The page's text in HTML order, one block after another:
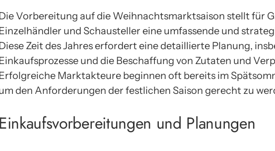
Vorbereitung auf die Weihnachtsmarktsaison stellt für
und Schausteller eine umfassende und
Zeit des Jahres erfordert eine detaillierte Planung,
und die Beschaffung von Zutaten und
Marktakteure beginnen oft bereits im
den Anforderungen der festlichen Saison gerecht zu
Einkaufsvorbereitungen und Planungen